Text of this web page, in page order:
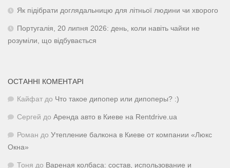
Як підібрати доглядальницю для літньої людини чи хворого
Португалія, 20 липня 2026: день, коли навіть чайки не
розуміли, що відбувається
ОСТАННІ КОМЕНТАРІ
Кайфат до Что такое дипопер или дипоперы? :)
Сергей до Аренда авто в Киеве на Rentdrive.ua
Роман до Утепление балкона в Киеве от компании «Люкс
Окна»
Тоня до Вареная колбаса: состав, использование и